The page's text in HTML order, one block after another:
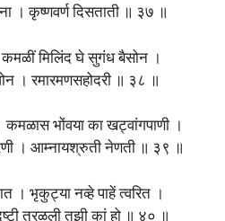
। कृष्णवर्ण दिसताती ॥ ३७ ॥
कमळीं मिलिंद घे सुगंध बैसोन ।
। रमारमणसहोदरी ॥ ३८ ॥
कमळास भोंवया का खट्वांगपाणी ।
। आम्नायश्रुती नेणती ॥ ३९ ॥
। भृकुट्या नव्हे पाहें त्वरित ।
तरळली तुझी कां हो ॥ ४० ॥